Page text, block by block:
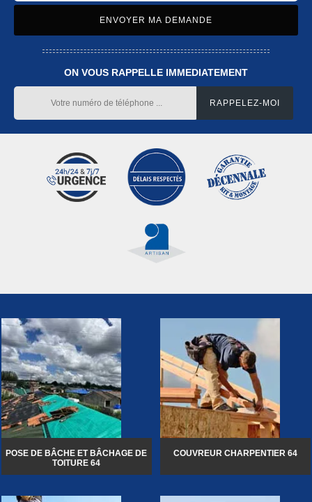
ON VOUS RAPPELLE IMMEDIATEMENT
POSE DE BÂCHE ET BÂCHAGE DE
TOITURE 64
COUVREUR CHARPENTIER 64